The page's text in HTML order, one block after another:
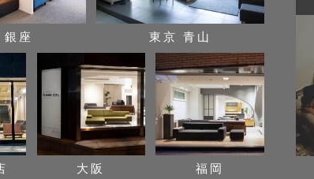
座 東京 青山
大阪 福岡